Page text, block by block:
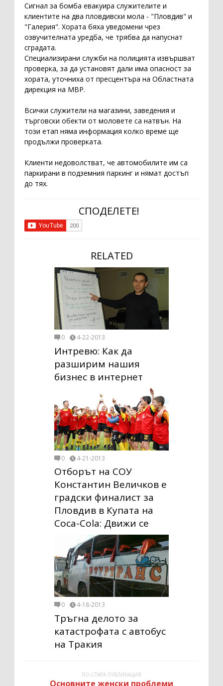
Сигнал за бомба евакуира служителите и
клиентите на два пловдивски мола - "Пловдив" и
"Галерия". Хората бяха уведомени чрез
озвучителната уредба, че трябва да напуснат
сградата.
Специализирани служби на полицията извършват
проверка, за да установят дали има опасност за
хората, уточниха от пресцентъра на Областната
дирекция на МВР.
Всички служители на магазини, заведения и
търговски обекти от моловете са натвън. На
този етап няма информация колко време ще
продължи проверката.
Клиенти недоволстват, че автомобилите им са
паркирани в подземния паркинг и нямат достъп
до тях.
СПОДЕЛЕТЕ!
RELATED
0 4-22-2013
Интревю: Как да
разширим нашия
бизнес в интернет
0 4-21-2013
Отборът на СОУ
Константин Величков е
градски финалист за
Пловдив в Купата на
Coca-Cola: Движи се
0 4-18-2013
Тръгна делото за
катастрофата с автобус
на Тракия
ПО-СТАРА ПУБЛИКАЦИЯ
Основните женски проблеми